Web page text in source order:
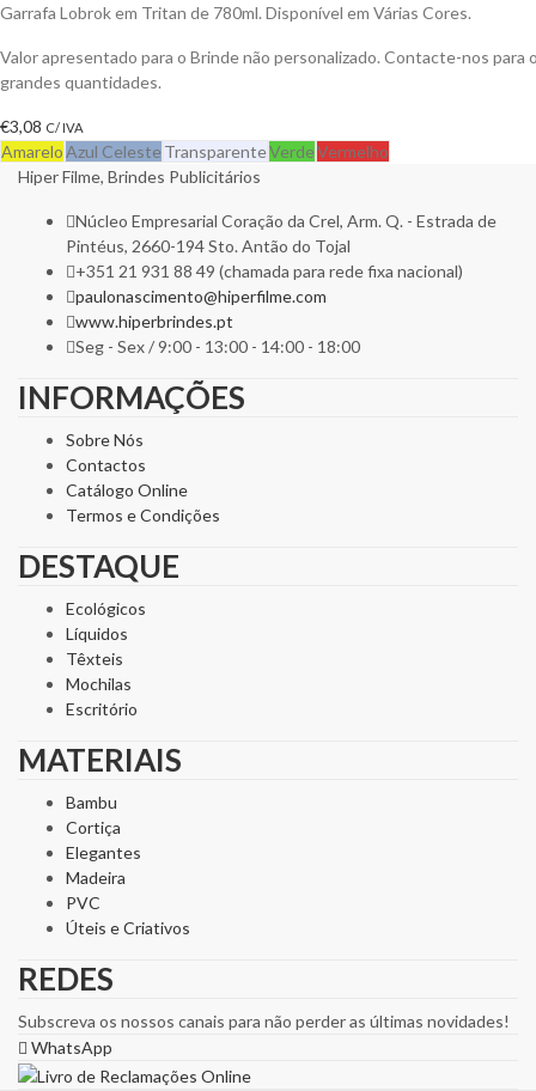
Garrafa Lobrok em Tritan de 780ml. Disponível em Várias Cores.
Valor apresentado para o Brinde não personalizado. Contacte-nos
grandes quantidades.
€3,08 C/ IVA
AmareloAzul Celeste TransparenteVerdeVermelho
Hiper Filme, Brindes Publicitários
Núcleo Empresarial Coração da Crel, Arm. Q. - Estrada de
Pintéus, 2660-194 Sto. Antão do Tojal
+351 21 931 88 49 (chamada para rede fixa nacional)
paulonascimento@hiperfilme.com
www.hiperbrindes.pt
Seg - Sex / 9:00 - 13:00 - 14:00 - 18:00
INFORMAÇÕES
Sobre Nós
Contactos
Catálogo Online
Termos e Condições
DESTAQUE
Ecológicos
Líquidos
Têxteis
Mochilas
Escritório
MATERIAIS
Bambu
Cortiça
Elegantes
Madeira
PVC
Úteis e Criativos
REDES
Subscreva os nossos canais para não perder as últimas novidades!
WhatsApp